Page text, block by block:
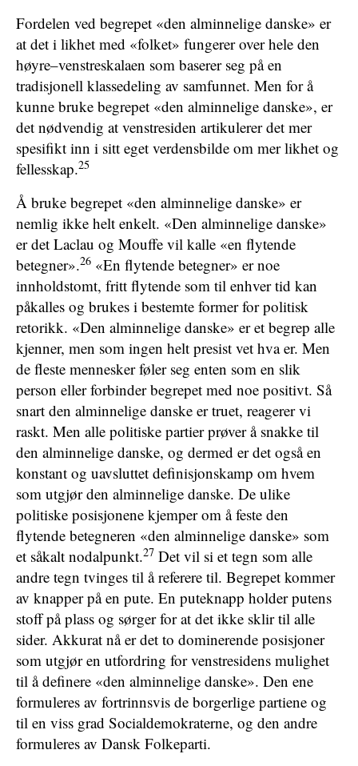
Fordelen ved begrepet «den alminnelige danske» er
at det i likhet med «folket» fungerer over hele den
høyre–venstreskalaen som baserer seg på en
tradisjonell klassedeling av samfunnet. Men for å
kunne bruke begrepet «den alminnelige danske», er
det nødvendig at venstresiden artikulerer det mer
spesifikt inn i sitt eget verdensbilde om mer likhet og
fellesskap.25
Å bruke begrepet «den alminnelige danske» er
nemlig ikke helt enkelt. «Den alminnelige danske»
er det Laclau og Mouffe vil kalle «en flytende
betegner».26 «En flytende betegner» er noe
innholdstomt, fritt flytende som til enhver tid kan
påkalles og brukes i bestemte former for politisk
retorikk. «Den alminnelige danske» er et begrep alle
kjenner, men som ingen helt presist vet hva er. Men
de fleste mennesker føler seg enten som en slik
person eller forbinder begrepet med noe positivt. Så
snart den alminnelige danske er truet, reagerer vi
raskt. Men alle politiske partier prøver å snakke til
den alminnelige danske, og dermed er det også en
konstant og uavsluttet definisjonskamp om hvem
som utgjør den alminnelige danske. De ulike
politiske posisjonene kjemper om å feste den
flytende betegneren «den alminnelige danske» som
et såkalt nodalpunkt.27 Det vil si et tegn som alle
andre tegn tvinges til å referere til. Begrepet kommer
av knapper på en pute. En puteknapp holder putens
stoff på plass og sørger for at det ikke sklir til alle
sider. Akkurat nå er det to dominerende posisjoner
som utgjør en utfordring for venstresidens mulighet
til å definere «den alminnelige danske». Den ene
formuleres av fortrinnsvis de borgerlige partiene og
til en viss grad Socialdemokraterne, og den andre
formuleres av Dansk Folkeparti.